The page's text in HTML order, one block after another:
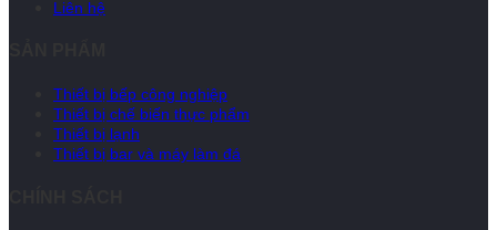
Liên hệ
Thiết bị bếp công nghiệp
Thiết bị chế biến thực phẩm
Thiết bị lạnh
Thiết bị bar và máy làm đá